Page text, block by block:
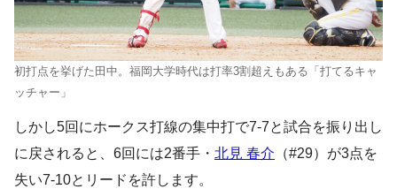
初打点を挙げた田中。福岡大学時代は打率3割超えもある「打てるキャ
ッチャー」
しかし5回にホークス打線の集中打で7-7と試合を振り出し
に戻されると、6回には2番手・ 北見 春介 （#29）が3点を
失い7-10とリードを許します。